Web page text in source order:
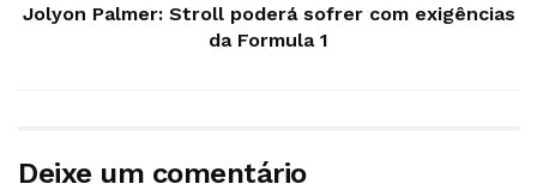
Jolyon Palmer: Stroll poderá sofrer com exigências
da Formula 1
Deixe um comentário